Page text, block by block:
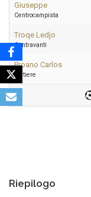
Giuseppe
Centrocampista
Troqe Ledjo
Centravanti
Proano Carlos
Portiere
Riepilogo